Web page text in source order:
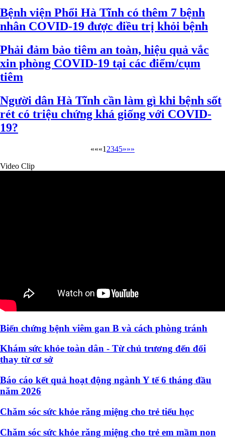
Bệnh viện Phổi Hà Tĩnh có thêm 7 bệnh
nhân COVID-19 được điều trị khỏi bệnh
Phải đảm bảo tiêm an toàn, hiệu quả vắc
xin phòng COVID-19 tại các điểm/cụm
tiêm
Người dân Hà Tĩnh cần làm gì khi bệnh sốt
rét có triệu chứng khá giống với COVID-
19?
«««1 2345»»»
Video Clip
Biến chứng bệnh viêm gan B và cách phòng tránh
Khám sức khỏe toàn dân - Từ chủ trương đến đổi
thay từ cơ sở
Báo cáo kết quả hoạt động ngành Y tế 6 tháng đầu
năm 2026
Chăm sóc sức khỏe răng miệng cho trẻ tiểu học
Chăm sóc sức khỏe răng miệng cho trẻ em mầm non